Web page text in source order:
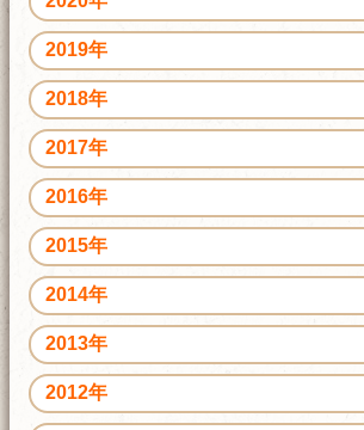
2019年
2018年
2017年
2016年
2015年
2014年
2013年
2012年